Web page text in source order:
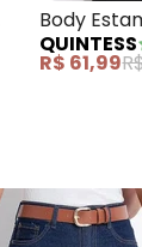
Body
em Malha
Manga
QUINTESS
R$ 61,99